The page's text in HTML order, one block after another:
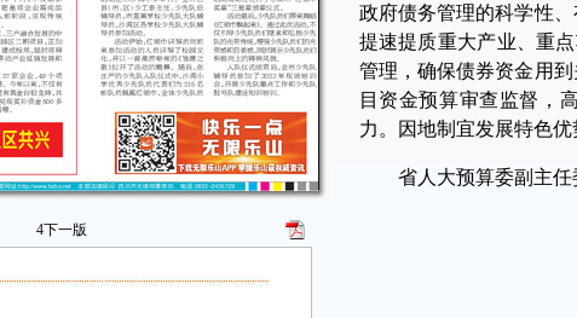
4下一版
政府债务管理的科学性
提速提质重大产业、重
管理，确保债券资金用
目资金预算审查监督，
力。因地制宜发展特色
省人大预算委副主任